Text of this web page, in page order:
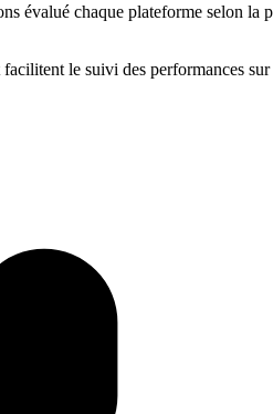
chaque plateforme selon la
le suivi des performances